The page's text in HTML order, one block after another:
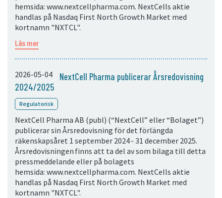
hemsida: www.nextcellpharma.com. NextCells aktie
handlas på Nasdaq First North Growth Market med
kortnamn "NXTCL".
Läs mer
2026-05-04
NextCell Pharma publicerar Årsredovisning
2024/2025
Regulatorisk
NextCell Pharma AB (publ) (“NextCell” eller “Bolaget”)
publicerar sin Årsredovisning för det förlängda
räkenskapsåret 1 september 2024 - 31 december 2025.
Årsredovisningen finns att ta del av som bilaga till detta
pressmeddelande eller på bolagets
hemsida: www.nextcellpharma.com. NextCells aktie
handlas på Nasdaq First North Growth Market med
kortnamn "NXTCL".